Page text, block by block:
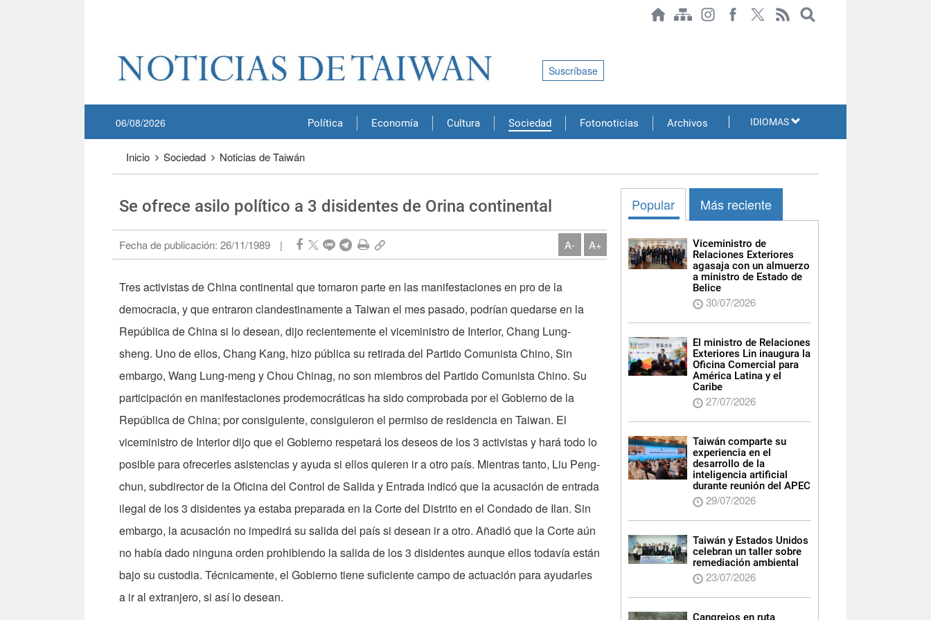
Política Economía Cultura Sociedad Fotonoticias Archivos
06/08/2026
Suscríbase
IDIOMAS
Inicio Sociedad Noticias de Taiwán
Se ofrece asilo político a 3 disidentes de Orina continental
Fecha de publicación: 26/11/1989 | A- A+
Tres activistas de China continental que tomaron parte en las manifestaciones en pro de la
democracia, y que entraron clandestinamente a Taiwan el mes pasado, podrían quedarse en la
República de China si lo desean, dijo recientemente el viceministro de Interior, Chang Lung-
sheng. Uno de ellos, Chang Kang, hizo pública su retirada del Partido Comunista Chino, Sin
embargo, Wang Lung-meng y Chou Chinag, no son miembros del Partido Comunista Chino. Su
participación en manifestaciones prodemocráticas ha sido comprobada por el Gobierno de la
República de China; por consiguiente, consiguieron el permiso de residencia en Taiwan. El
viceministro de Interior dijo que el Gobierno respetará los deseos de los 3 activistas y hará todo lo
posible para ofrecerles asistencias y ayuda si ellos quieren ir a otro país. Mientras tanto, Liu Peng-
chun, subdirector de la Oficina del Control de Salida y Entrada indicó que la acusación de entrada
ilegal de los 3 disidentes ya estaba preparada en la Corte del Distrito en el Condado de Ilan. Sin
embargo, la acusación no impedirá su salida del país si desean ir a otro. Añadió que la Corte aún
no había dado ninguna orden prohibiendo la salida de los 3 disidentes aunque ellos todavía están
bajo su custodia. Técnicamente, el Gobierno tiene suficiente campo de actuación para ayudarles
a ir al extranjero, si así lo desean.
Popular Más reciente
Viceministro de
Relaciones Exteriores
agasaja con un almuerzo
a ministro de Estado de
Belice
30/07/2026
El ministro de Relaciones
Exteriores Lin inaugura la
Oficina Comercial para
América Latina y el
Caribe
27/07/2026
Taiwán comparte su
experiencia en el
desarrollo de la
inteligencia artificial
durante reunión del APEC
29/07/2026
Taiwán y Estados Unidos
celebran un taller sobre
remediación ambiental
23/07/2026
Cangrejos en ruta